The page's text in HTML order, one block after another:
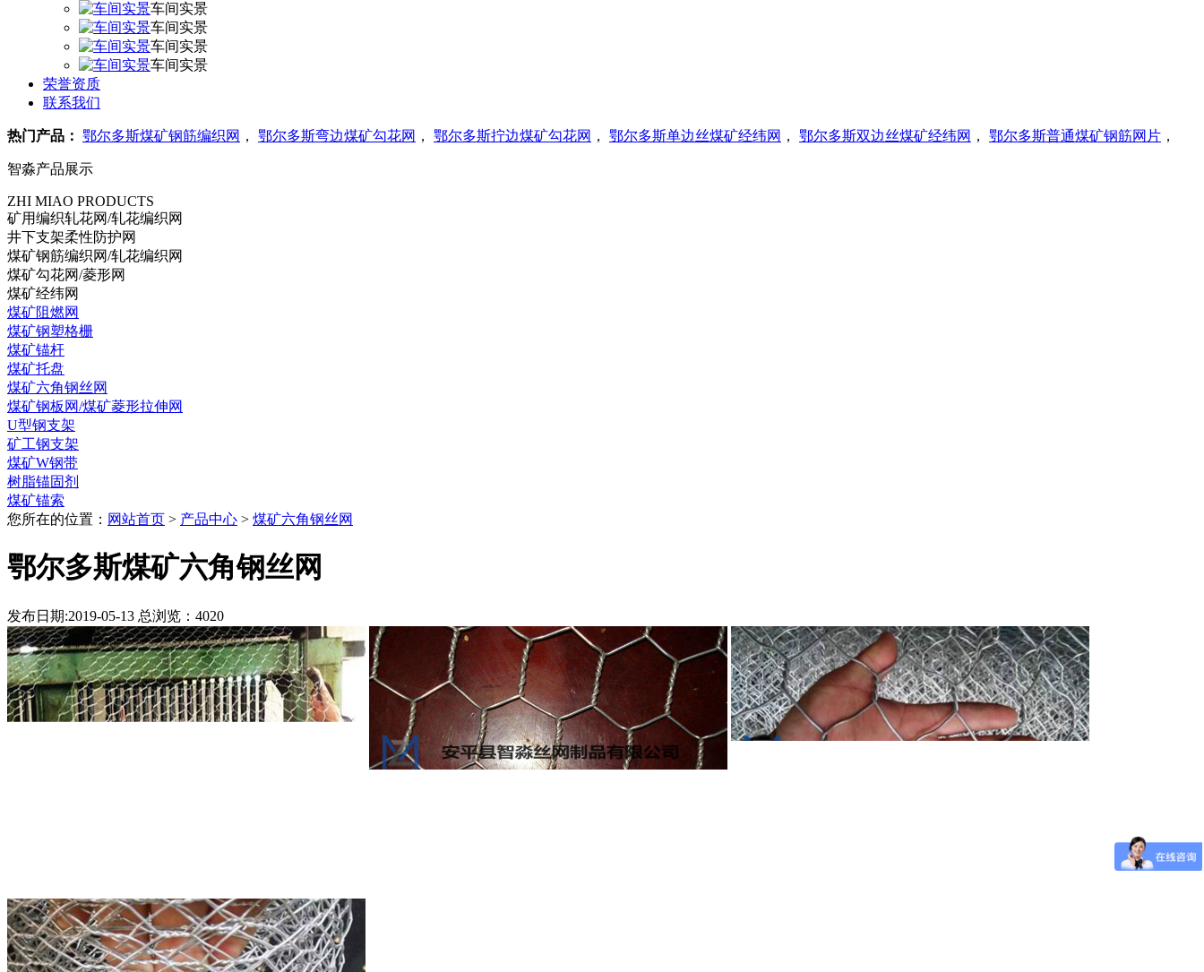
车间实景
车间实景
车间实景
车间实景
荣誉资质
联系我们
热门产品： 鄂尔多斯煤矿钢筋编织网 ， 鄂尔多斯弯边煤矿勾花网 ， 鄂尔多斯拧边煤矿勾花网 ， 鄂尔多斯单边丝煤矿经纬网 ， 鄂尔多斯双边丝煤矿经纬网 ， 鄂尔多斯普通煤矿钢筋网片 ，
智淼产品展示
ZHI MIAO PRODUCTS
矿用编织轧花网/轧花编织网
井下支架柔性防护网
煤矿钢筋编织网/轧花编织网
煤矿勾花网/菱形网
煤矿经纬网
煤矿阻燃网
煤矿钢塑格栅
煤矿锚杆
煤矿托盘
煤矿六角钢丝网
煤矿钢板网/煤矿菱形拉伸网
U型钢支架
矿工钢支架
煤矿W钢带
树脂锚固剂
煤矿锚索
您所在的位置： 网站首页 > 产品中心 > 煤矿六角钢丝网
鄂尔多斯煤矿六角钢丝网
发布日期:2019-05-13 总浏览： 4020